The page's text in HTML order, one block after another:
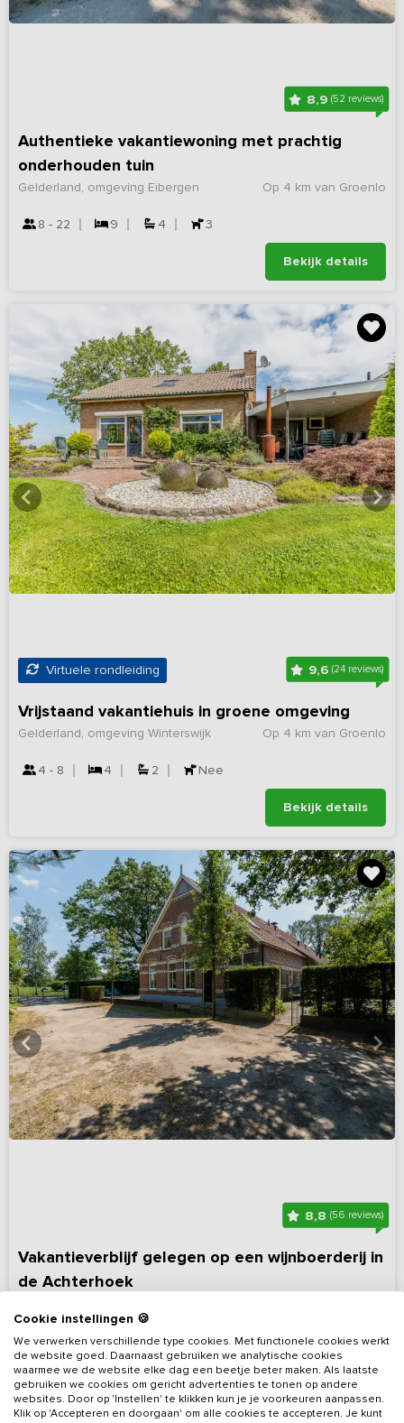
8,9 (52 reviews)
Authentieke vakantiewoning met prachtig
onderhouden tuin
Op 4 km van Groenlo
Gelderland, omgeving Eibergen
8 - 22 9 4 3
Bekijk details
Virtuele rondleiding 9,6(24 reviews)
Vrijstaand vakantiehuis in groene omgeving
Op 4 km van Groenlo
Gelderland, omgeving Winterswijk
4 - 8 4 2 Nee
Bekijk details
8,8 (56 reviews)
Vakantieverblijf gelegen op een wijnboerderij in
de Achterhoek
6 - 16 6 3 3
Bekijk details
Cookie instellingen 🍪
We verwerken verschillende type cookies. Met functionele cookies werkt
de website goed. Daarnaast gebruiken we analytische cookies
waarmee we de website elke dag een beetje beter maken. Als laatste
gebruiken we cookies om gericht advertenties te tonen op andere
websites. Door op 'Instellen' te klikken kun je je voorkeuren aanpassen.
Klik op 'Accepteren en doorgaan' om alle cookies te accepteren. Je kunt